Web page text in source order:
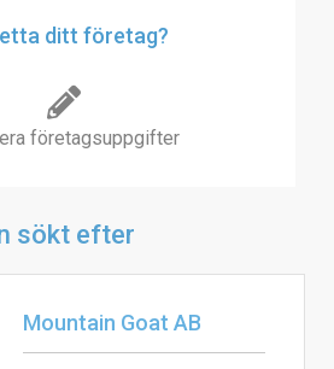
ditt företag?
företagsuppgifter
sökt efter
Mountain Goat AB